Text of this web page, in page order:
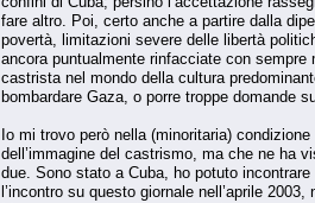
fare altro. Poi, certo anche a partire dalla
povertà, limitazioni severe delle libertà
ancora puntualmente rinfacciate con
castrista nel mondo della cultura
bombardare Gaza, o porre troppe domande
Io mi trovo però nella (minoritaria)
dell’immagine del castrismo, ma che ne ha
due. Sono stato a Cuba, ho potuto
l’incontro su questo giornale nell’aprile